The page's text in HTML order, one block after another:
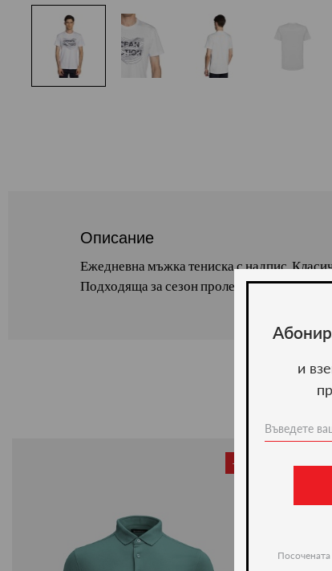
Описание
Ежедневна мъжка тениска с надпис.
Подходяща за сезон пролет/лято. Състав:
-50%
и